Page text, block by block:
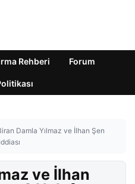
Rehberi Forum
Damla Yılmaz ve İlhan Şen
ve İlhan